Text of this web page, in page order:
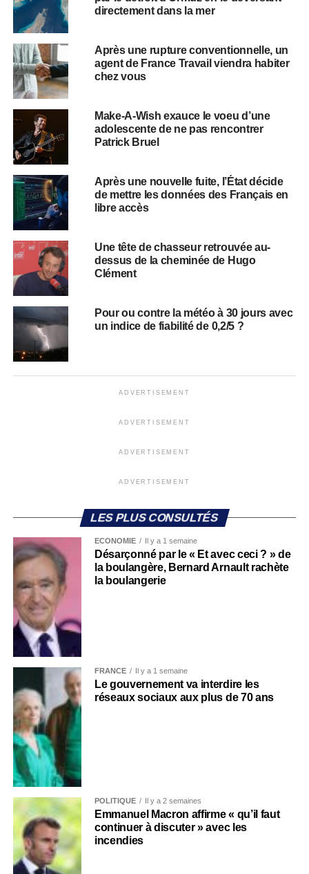
directement dans la mer
Après une rupture conventionnelle, un
agent de France Travail viendra habiter
chez vous
Make-A-Wish exauce le voeu d’une
adolescente de ne pas rencontrer
Patrick Bruel
Après une nouvelle fuite, l’État décide
de mettre les données des Français en
libre accès
Une tête de chasseur retrouvée au-
dessus de la cheminée de Hugo
Clément
Pour ou contre la météo à 30 jours avec
un indice de fiabilité de 0,2/5 ?
ADVERTISEMENT
ADVERTISEMENT
ADVERTISEMENT
ADVERTISEMENT
LES PLUS CONSULTÉS
ECONOMIE Il y a 1 semaine
Désarçonné par le « Et avec ceci ? » de
la boulangère, Bernard Arnault rachète
la boulangerie
FRANCE Il y a 1 semaine
Le gouvernement va interdire les
réseaux sociaux aux plus de 70 ans
POLITIQUE Il y a 2 semaines
Emmanuel Macron affirme « qu’il faut
continuer à discuter » avec les
incendies